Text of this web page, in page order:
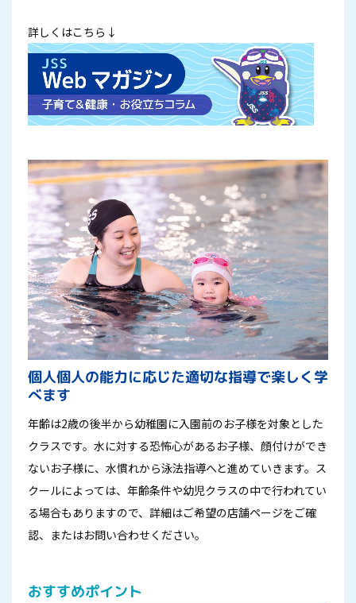
詳しくはこちら↓
個人個人の能力に応じた適切な指導で楽しく学
べます
年齢は2歳の後半から幼稚園に入園前のお子様を対象とした
クラスです。水に対する恐怖心があるお子様、顔付けができ
ないお子様に、水慣れから泳法指導へと進めていきます。ス
クールによっては、年齢条件や幼児クラスの中で行われてい
る場合もありますので、詳細はご希望の店舗ページをご確
認、またはお問い合わせください。
おすすめポイント